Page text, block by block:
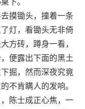
下。
摸锄头，撞着一条
灯，看锄头无非倚
方砖，蹲身一看，
便露出下面的黑土
掘，然而深夜究竟
不肯瞒人的发响。
陈士成正心焦，一